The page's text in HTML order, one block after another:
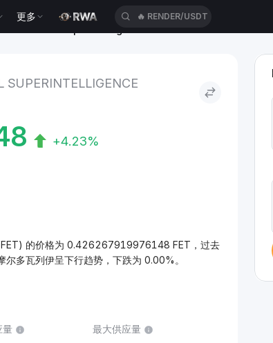
更多 🔥 RENDER/USDT
SUPERINTELLIGENCE
+4.23%
的价格为 0.426267919976148 FET，过去
多瓦列伊呈下行趋势，下跌为 0.00%。
量 最大供应量